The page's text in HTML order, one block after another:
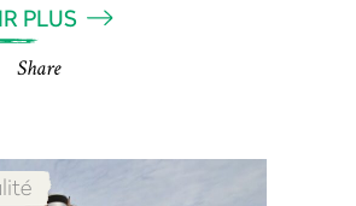
PLUS
Share